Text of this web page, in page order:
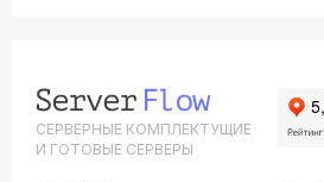
СЕРВЕРНЫЕ КОМПЛЕКТУЩИЕ
И ГОТОВЫЕ СЕРВЕРЫ